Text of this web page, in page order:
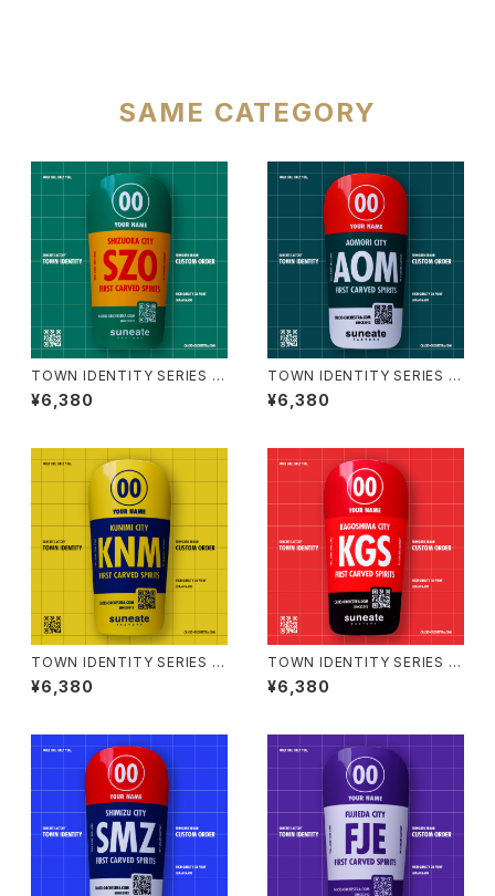
SAME CATEGORY
TOWN IDENTITY SERIES J
APAN EDITION [SHIZUOKA
CITY]
¥6,380
TOWN IDENTITY SERIES J
APAN EDITION [AOMORI CI
TY]
¥6,380
TOWN IDENTITY SERIES J
APAN EDITION [KUNIMI CI
TY]
¥6,380
TOWN IDENTITY SERIES J
APAN EDITION [KAGOSHIM
A CITY]
¥6,380